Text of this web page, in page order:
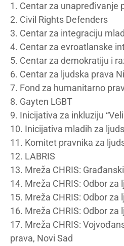
1. Centar za unapređivanje
2. Civil Rights Defenders
3. Centar za integraciju
4. Centar za evroatlanske
5. Centar za demokratiju i
6. Centar za ljudska prava
7. Fond za humanitarno
8. Gayten LGBT
9. Inicijativa za inkluziju
10. Inicijativa mladih za
11. Komitet pravnika za
12. LABRIS
13. Mreža CHRIS:
14. Mreža CHRIS: Odbor
15. Mreža CHRIS: Odbor za
16. Mreža CHRIS: Odbor za
17. Mreža CHRIS:
prava, Novi Sad